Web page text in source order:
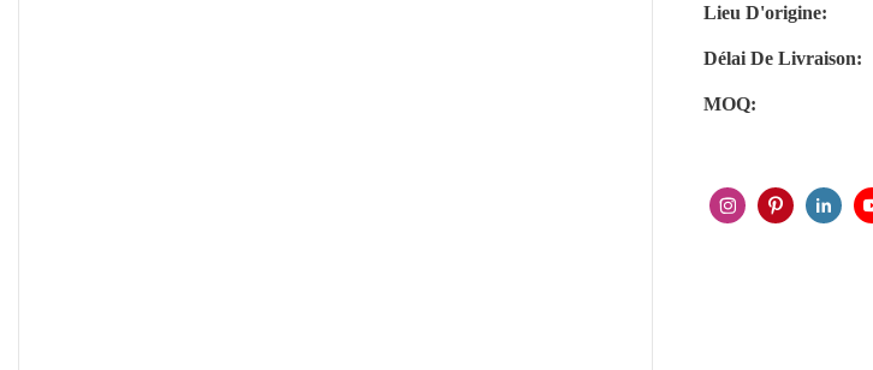
Lieu D'origine:
Délai De Livraison:
MOQ: